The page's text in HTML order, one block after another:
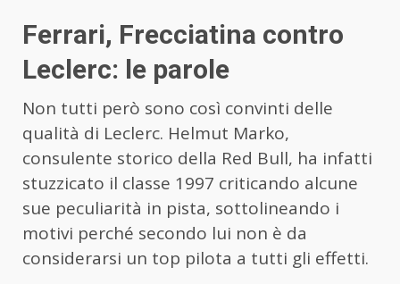
Ferrari, Frecciatina contro
Leclerc: le parole
Non tutti però sono così convinti delle
qualità di Leclerc. Helmut Marko,
consulente storico della Red Bull, ha infatti
stuzzicato il classe 1997 criticando alcune
sue peculiarità in pista, sottolineando i
motivi perché secondo lui non è da
considerarsi un top pilota a tutti gli effetti.